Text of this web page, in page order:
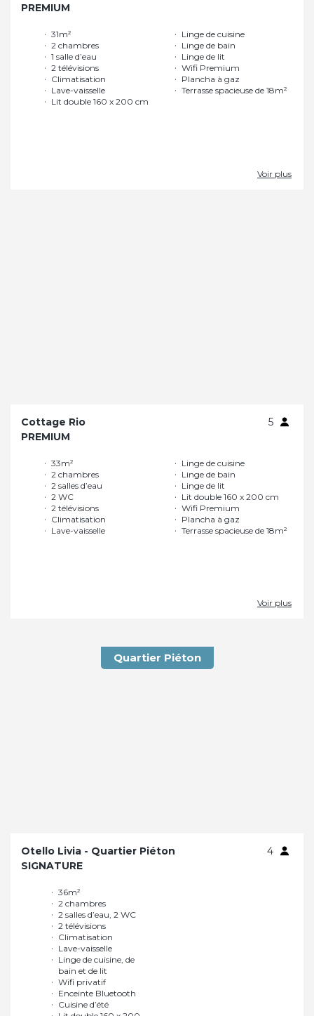
PREMIUM
31m²
2 chambres
1 salle d’eau
2 télévisions
Climatisation
Lave-vaisselle
Lit double 160 x 200 cm
Linge de cuisine
Linge de bain
Linge de lit
Wifi Premium
Plancha à gaz
Terrasse spacieuse de 18m²
Voir plus
Cottage Rio
5
PREMIUM
33m²
2 chambres
2 salles d’eau
2 WC
2 télévisions
Climatisation
Lave-vaisselle
Linge de cuisine
Linge de bain
Linge de lit
Lit double 160 x 200 cm
Wifi Premium
Plancha à gaz
Terrasse spacieuse de 18m²
Voir plus
Quartier Piéton
Otello Livia - Quartier Piéton
4
SIGNATURE
36m²
2 chambres
2 salles d’eau, 2 WC
2 télévisions
Climatisation
Lave-vaisselle
Linge de cuisine, de
bain et de lit
Wifi privatif
Enceinte Bluetooth